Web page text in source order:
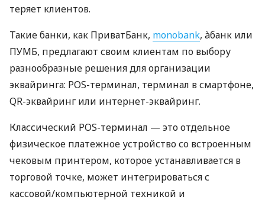
теряет клиентов.
Такие банки, как ПриватБанк, monobank, àбанк или
ПУМБ, предлагают своим клиентам по выбору
разнообразные решения для организации
эквайринга: POS-терминал, терминал в смартфоне,
QR-эквайринг или интернет-эквайринг.
Классический POS-терминал — это отдельное
физическое платежное устройство со встроенным
чековым принтером, которое устанавливается в
торговой точке, может интегрироваться с
кассовой/компьютерной техникой и